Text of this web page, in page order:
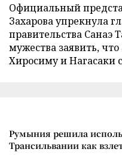
Официальный
Захарова упрекнула
правительства Санаэ
мужества заявить,
Хиросиму и Нагасаки
Румыния решила
Трансильвании как